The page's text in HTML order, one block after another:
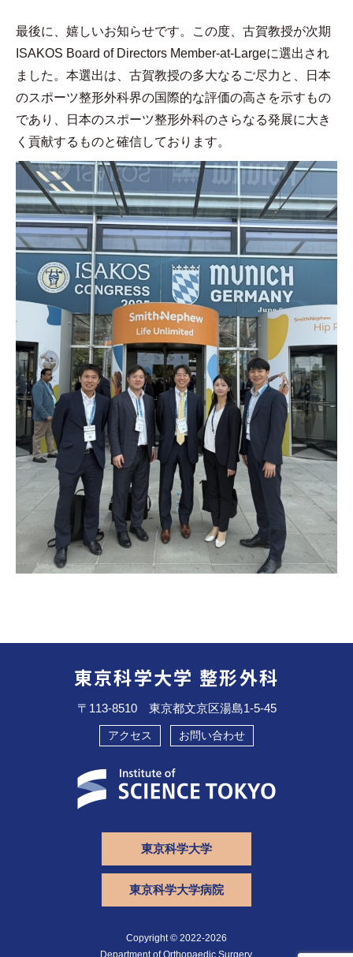
最後に、嬉しいお知らせです。この度、古賀教授が次期
ISAKOS Board of Directors Member-at-Largeに選出され
ました。本選出は、古賀教授の多大なるご尽力と、日本
のスポーツ整形外科界の国際的な評価の高さを示すもの
であり、日本のスポーツ整形外科のさらなる発展に大き
く貢献するものと確信しております。
東京科学大学 整形外科
〒113-8510 東京都文京区湯島1-5-45
アクセス お問い合わせ
東京科学大学
東京科学大学病院
Copyright © 2022-2026
Department of Orthopaedic Surgery,